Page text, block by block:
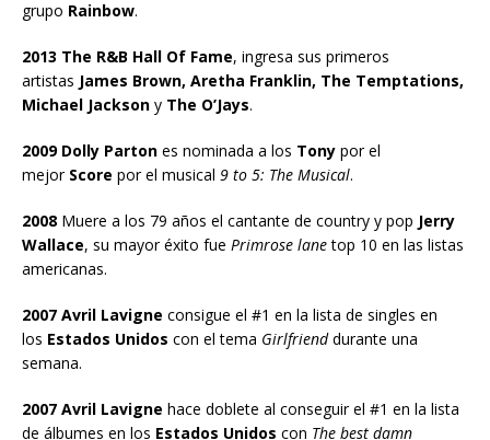
grupo Rainbow.
2013 The R&B Hall Of Fame, ingresa sus primeros
artistas James Brown, Aretha Franklin, The Temptations,
Michael Jackson y The O’Jays.
2009 Dolly Parton es nominada a los Tony por el
mejorScore por el musical 9 to 5: The Musical.
2008 Muere a los 79 años el cantante de country y pop Jerry
Wallace, su mayor éxito fue Primrose lanetop 10 en las listas
americanas.
2007 Avril Lavigne consigue el #1 en la lista de singles en
los Estados Unidos con el tema Girlfrienddurante una
semana.
2007 Avril Lavigne hace doblete al conseguir el #1 en la lista
de álbumes en los Estados Unidos con The best damn